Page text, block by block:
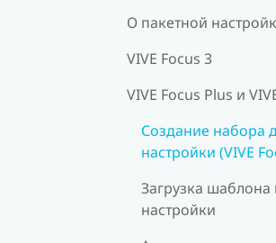
О пакетной
VIVE Focus 3
VIVE Focus Plus и
Создание набора
настройки (VIVE
Загрузка
настройки